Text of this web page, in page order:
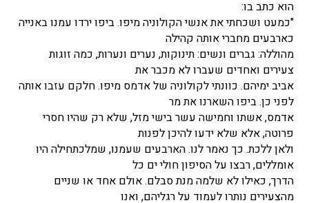
הוא כתב בו:
"כמעט ושכחתי את אנשי הקולוניה מיפו. ביפו ירדו עמנו באנייה
כארבעים מחברי אותה קהילה
מהוללה: גברים ונשים: תינוקות, נערים ונערות, כמה זוגות
צעירים ואחדים שעברו לא מכבר את
אביב ימיהם. כוונתי לקולוניה של אדמס מיפו. חלקם עזבו אותה
לפני כן. ביפו השארנו את מר
אדמס, אשתו וחמישה עשר בישי מזל, שלא רק שהיו חסרי
פרוטה, אלא שלא ידעו להיכן לפנות
ולאן ללכת. כך נאמר לנו. הארבעים שעמנו, שמלכתחילה היו
אומללים, רבצו על הסיפון חולי ים כל
הדרך, כאילו לא שלמה מנת סבלם. אולם אחד או שניים
מהצעירים נותרו לעמוד על רגליהם, ואנו